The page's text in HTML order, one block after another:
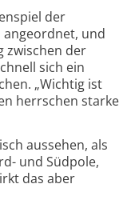
der
angeordnet, und
zwischen der
sich ein
„Wichtig ist
herrschen starke
aussehen, als
und Südpole,
das aber